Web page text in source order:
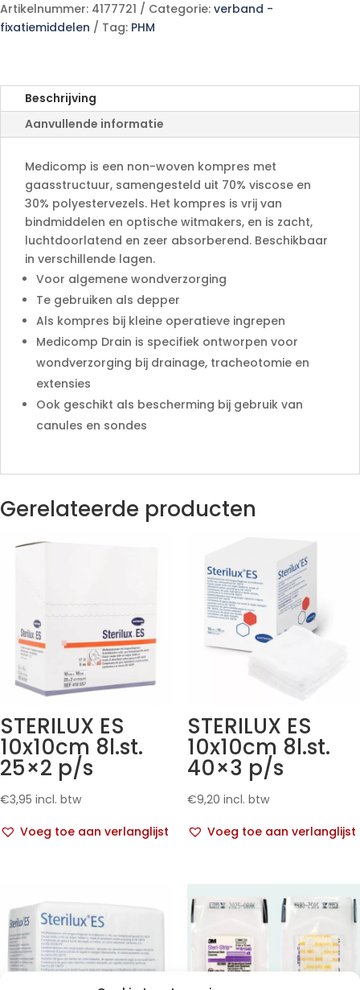
aantal
t
e
a
t
Artikelnummer: 4177721 Categorie: verband -
fixatiemiddelen
Tag: PHM
Beschrijving
Aanvullende informatie
Medicomp is een non-woven kompres met
gaasstructuur, samengesteld uit 70% viscose en
30% polyestervezels. Het kompres is vrij van
bindmiddelen en optische witmakers, en is zacht,
luchtdoorlatend en zeer absorberend. Beschikbaar
in verschillende lagen.
Voor algemene wondverzorging
Te gebruiken als depper
Als kompres bij kleine operatieve ingrepen
Medicomp Drain is specifiek ontworpen voor
wondverzorging bij drainage, tracheotomie en
extensies
Ook geschikt als bescherming bij gebruik van
canules en sondes
Gerelateerde producten
STERILUX ES
10x10cm 8l.st.
25×2 p/s
€3,95 incl. btw
Voeg toe aan verlanglijst
STERILUX ES
10x10cm 8l.st.
40×3 p/s
€9,20 incl. btw
Voeg toe aan verlanglijst